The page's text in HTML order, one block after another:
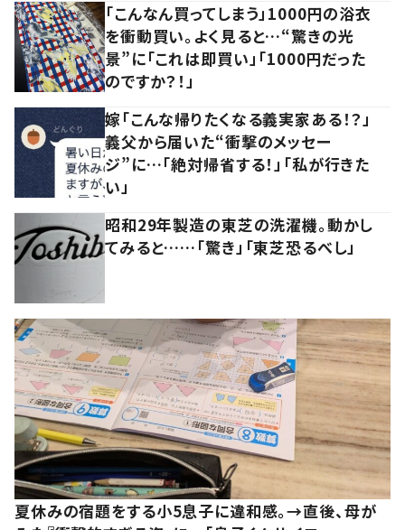
「こんなん買ってしまう」1000円の浴衣
を衝動買い。よく見ると…“驚きの光
景”に「これは即買い」「1000円だった
のですか？！」
嫁「こんな帰りたくなる義実家ある！？」
義父から届いた“衝撃のメッセー
ジ”に…「絶対帰省する！」「私が行きた
い」
昭和29年製造の東芝の洗濯機。動かし
てみると……「驚き」「東芝恐るべし」
夏休みの宿題をする小5息子に違和感。→直後、母が